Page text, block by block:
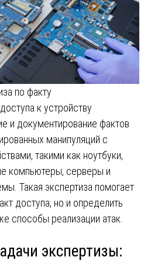
по факту
к устройству
и документирование фактов
манипуляций с
такими как ноутбуки,
компьютеры, серверы и
Такая экспертиза помогает
доступа, но и определить
способы реализации атак.
экспертизы: